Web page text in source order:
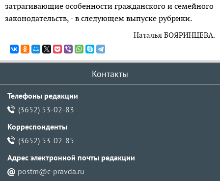
затрагивающие особенности гражданского и семейного
законодательств, - в следующем выпуске рубрики.
Наталья БОЯРИНЦЕВА.
Контакты
Телефоны редакции
(3652) 53-02-83
Корреспонденты
(3652) 53-02-85
Адрес электронной почты pедакции
postm@c-pravda.ru